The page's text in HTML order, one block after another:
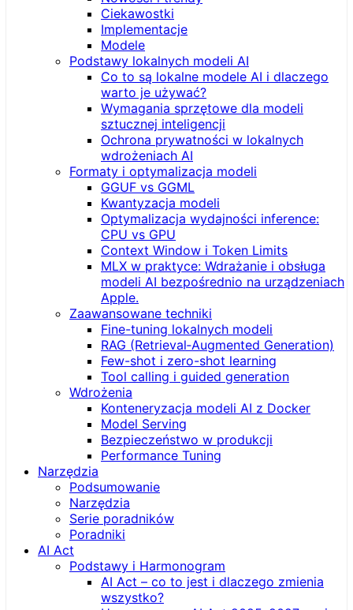
Ciekawostki
Implementacje
Modele
Podstawy lokalnych modeli AI
Co to są lokalne modele AI i dlaczego
warto je używać?
Wymagania sprzętowe dla modeli
sztucznej inteligencji
Ochrona prywatności w lokalnych
wdrożeniach AI
Formaty i optymalizacja modeli
GGUF vs GGML
Kwantyzacja modeli
Optymalizacja wydajności inference:
CPU vs GPU
Context Window i Token Limits
MLX w praktyce: Wdrażanie i obsługa
modeli AI bezpośrednio na urządzeniach
Apple.
Zaawansowane techniki
Fine-tuning lokalnych modeli
RAG (Retrieval‑Augmented Generation)
Few-shot i zero-shot learning
Tool calling i guided generation
Wdrożenia
Konteneryzacja modeli AI z Docker
Model Serving
Bezpieczeństwo w produkcji
Performance Tuning
Narzędzia
Podsumowanie
Narzędzia
Serie poradników
Poradniki
AI Act
Podstawy i Harmonogram
AI Act – co to jest i dlaczego zmienia
wszystko?